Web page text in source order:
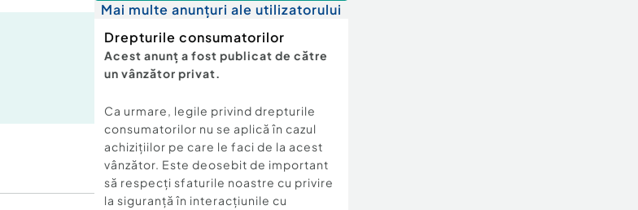
Mai multe anunțuri ale utilizatorului
Drepturile consumatorilor
Acest anunț a fost publicat de către
un vânzător privat.
Ca urmare, legile privind drepturile
consumatorilor nu se aplică în cazul
achizițiilor pe care le faci de la acest
vânzător. Este deosebit de important
să respecți sfaturile noastre cu privire
la siguranță în interacțiunile cu